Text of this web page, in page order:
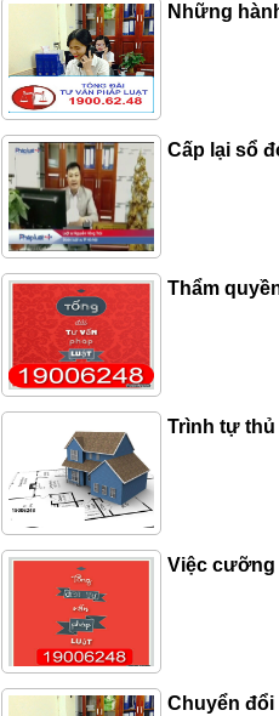
Những
Cấp lại sổ
Thẩm
Trình tự
Việc cưỡng
Chuyển